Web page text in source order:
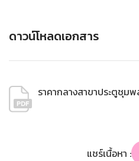
ดาวน์โหลดเอกสาร
ราคากลางสาขาประตูชุม
แชร์เนื้อหา :